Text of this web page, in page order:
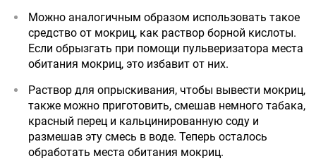
Можно аналогичным образом использовать такое
средство от мокриц, как раствор борной кислоты.
Если обрызгать при помощи пульверизатора места
обитания мокриц, это избавит от них.
Раствор для опрыскивания, чтобы вывести мокриц,
также можно приготовить, смешав немного табака,
красный перец и кальцинированную соду и
размешав эту смесь в воде. Теперь осталось
обработать места обитания мокриц.